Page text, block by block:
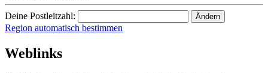
Deine Postleitzahl: Ändern
Region automatisch bestimmen
Weblinks